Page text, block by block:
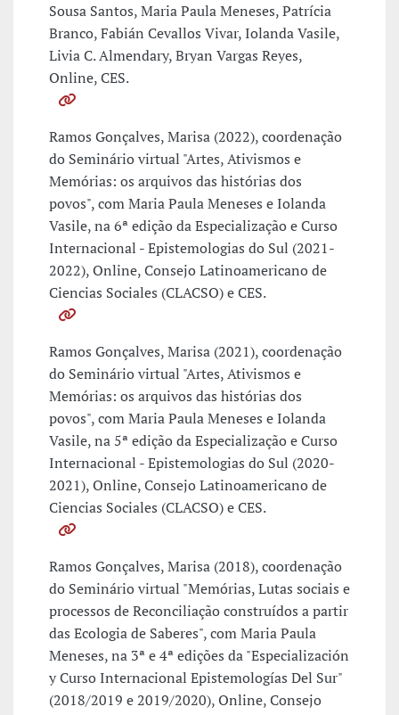
Sousa Santos, Maria Paula Meneses, Patrícia
Branco, Fabián Cevallos Vivar, Iolanda Vasile,
Livia C. Almendary, Bryan Vargas Reyes,
Online, CES.
Ramos Gonçalves, Marisa (2022), coordenação
do Seminário virtual "Artes, Ativismos e
Memórias: os arquivos das histórias dos
povos", com Maria Paula Meneses e Iolanda
Vasile, na 6ª edição da Especialização e Curso
Internacional - Epistemologias do Sul (2021-
2022), Online, Consejo Latinoamericano de
Ciencias Sociales (CLACSO) e CES.
Ramos Gonçalves, Marisa (2021), coordenação
do Seminário virtual "Artes, Ativismos e
Memórias: os arquivos das histórias dos
povos", com Maria Paula Meneses e Iolanda
Vasile, na 5ª edição da Especialização e Curso
Internacional - Epistemologias do Sul (2020-
2021), Online, Consejo Latinoamericano de
Ciencias Sociales (CLACSO) e CES.
Ramos Gonçalves, Marisa (2018), coordenação
do Seminário virtual "Memórias, Lutas sociais e
processos de Reconciliação construídos a partir
das Ecologia de Saberes", com Maria Paula
Meneses, na 3ª e 4ª edições da "Especialización
y Curso Internacional Epistemologías Del Sur"
(2018/2019 e 2019/2020), Online, Consejo